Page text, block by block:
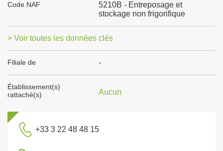
Code NAF
5210B - Entreposage et
stockage non frigorifique
> Voir toutes les données clés
Filiale de -
Établissement(s)
rattaché(s)
Aucun
+33 3 22 48 48 15